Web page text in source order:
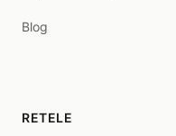
Blog
RETELE